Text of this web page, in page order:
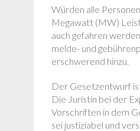
Würden alle
Megawatt (MW)
auch gefahren
melde- und
erschwerend hinzu.
Der Gesetzentwurf
Die Juristin bei der
Vorschriften in dem
sei justiziabel und